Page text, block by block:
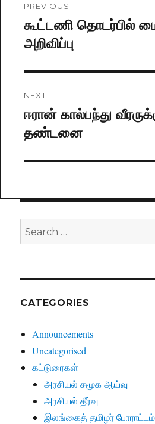
navigation
PREVIOUS
Previous
post:
கூட்டணி தொடர்பில்
அறிவிப்பு
NEXT
Next
post:
ஈரான் கால்பந்து
தண்டனை
Search
for:
CATEGORIES
Announcements
Uncategorised
கட்டுரைகள்
அரசியல் சமூக ஆய்வு
அரசியல் தீர்வு
இலங்கைத் தமிழர் போராட்டம்